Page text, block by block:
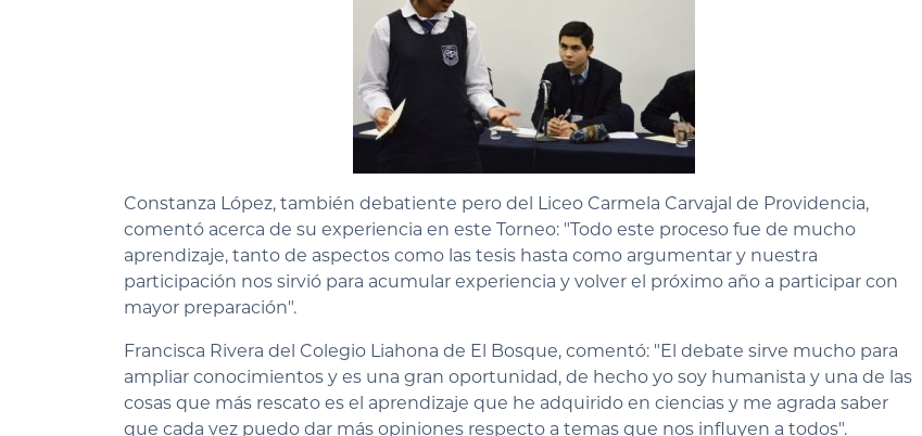
Constanza López, también debatiente pero del Liceo Carmela Carvajal de Providencia,
comentó acerca de su experiencia en este Torneo: "Todo este proceso fue de mucho
aprendizaje, tanto de aspectos como las tesis hasta como argumentar y nuestra
participación nos sirvió para acumular experiencia y volver el próximo año a participar con
mayor preparación".
Francisca Rivera del Colegio Liahona de El Bosque, comentó: "El debate sirve mucho para
ampliar conocimientos y es una gran oportunidad, de hecho yo soy humanista y una de las
cosas que más rescato es el aprendizaje que he adquirido en ciencias y me agrada saber
que cada vez puedo dar más opiniones respecto a temas que nos influyen a todos".